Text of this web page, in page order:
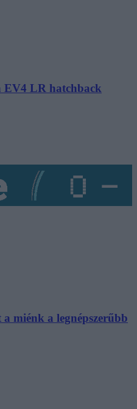
EV4 LR hatchback
miénk a legnépszerűbb